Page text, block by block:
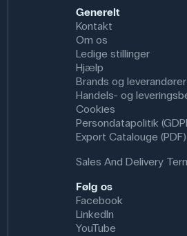
Generelt
Kontakt
Om os
Ledige stillinger
Hjælp
Brands og leverandører
Handels- og
Cookies
Persondatapolitik
Export Catalouge (PDF)
Sales And Delivery
Følg os
Facebook
LinkedIn
YouTube